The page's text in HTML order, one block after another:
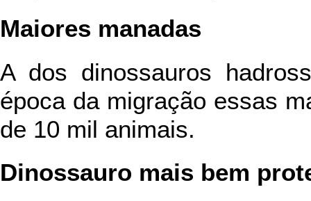
Maiores manadas
A dos dinossauros
época da migração essas
de 10 mil animais.
Dinossauro mais bem